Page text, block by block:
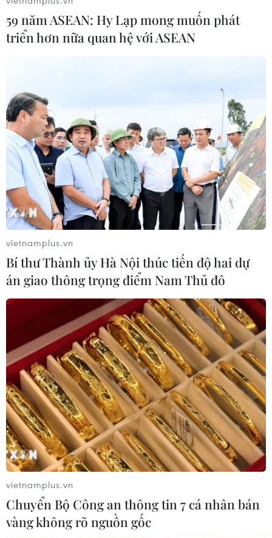
59 năm ASEAN: Hy Lạp mong muốn phát
triển hơn nữa quan hệ với ASEAN
vietnamplus.vn
Bí thư Thành ủy Hà Nội thúc tiến độ hai dự
án giao thông trọng điểm Nam Thủ đô
vietnamplus.vn
Chuyển Bộ Công an thông tin 7 cá nhân bán
vàng không rõ nguồn gốc